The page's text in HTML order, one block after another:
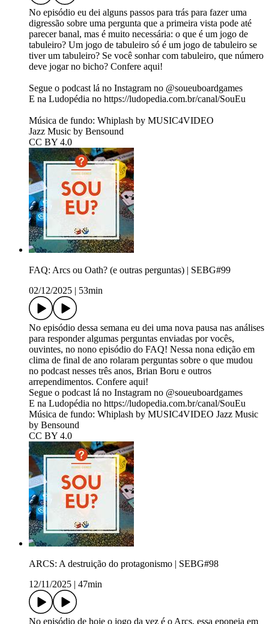
No episódio eu dei alguns passos para trás para fazer uma
digressão sobre uma pergunta que a primeira vista pode até
parecer banal, mas é muito necessária: o que é um jogo de
tabuleiro? Um jogo de tabuleiro só é um jogo de tabuleiro se
tiver um tabuleiro? Se você sonhar com tabuleiro, que número
deve jogar no bicho? Confere aqui!
Segue o podcast lá no Instagram no ⁠⁠⁠⁠⁠⁠⁠⁠⁠⁠⁠⁠⁠⁠⁠⁠⁠⁠⁠⁠⁠⁠⁠⁠⁠⁠@soueuboardgames⁠⁠⁠⁠⁠⁠⁠⁠⁠⁠⁠⁠⁠⁠⁠⁠⁠⁠⁠⁠⁠⁠⁠⁠⁠⁠
E na Ludopédia no ⁠⁠⁠⁠⁠⁠⁠⁠⁠⁠⁠⁠⁠⁠⁠⁠⁠⁠⁠⁠⁠⁠⁠⁠⁠⁠⁠⁠⁠⁠⁠⁠⁠⁠⁠⁠https://ludopedia.com.br/canal/SouEu⁠⁠⁠⁠⁠⁠⁠⁠⁠⁠⁠⁠⁠⁠⁠⁠⁠⁠⁠⁠⁠⁠⁠⁠⁠⁠⁠⁠⁠⁠⁠⁠⁠⁠⁠⁠
Música de fundo: Whiplash by MUSIC4VIDEO
Jazz Music by Bensound
CC BY 4.0
FAQ: Arcs ou Oath? (e outras perguntas) | SEBG#99
02/12/2025
53min
No episódio dessa semana eu dei uma nova pausa nas análises
para responder algumas perguntas enviadas por vocês,
ouvintes, no nono episódio do FAQ! Nessa nona edição em
clima de final de ano rolaram perguntas sobre o que mudou
no podcast nesses três anos, Brian Boru e outros
arrependimentos. Confere aqui!
Segue o podcast lá no Instagram no ⁠⁠⁠⁠⁠@soueuboardgames
⁠⁠⁠⁠⁠E na Ludopédia no ⁠⁠⁠⁠⁠⁠⁠⁠⁠⁠⁠⁠⁠⁠⁠https://ludopedia.com.br/canal/SouEu⁠⁠⁠⁠⁠⁠⁠⁠⁠⁠⁠⁠⁠⁠⁠
Música de fundo: Whiplash by MUSIC4VIDEO Jazz Music
by Bensound
CC BY 4.0
ARCS: A destruição do protagonismo | SEBG#98
12/11/2025
47min
No episódio de hoje o jogo da vez é o Arcs, essa epopeia em